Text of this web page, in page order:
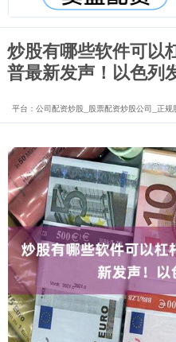
炒股有哪些软件可以
普最新发声！以色列
平台：公司配资炒股_股票配资炒股公司_正规